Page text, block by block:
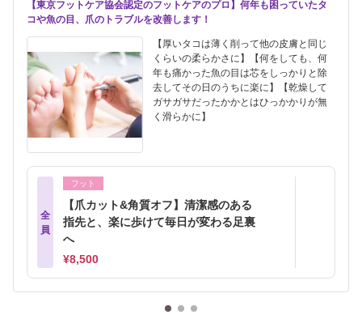
【東京フットケア協会認定のフットケアのプロ】何年も困っていたタ
コや魚の目、爪のトラブルを改善します！
【厚いタコは薄く削って他の皮膚と同じ
くらいの柔らかさに】【何をしても、何
年も痛かった魚の目は芯をしっかりと除
去してその日のうちに楽に】【乾燥して
ガサガサだったかかとはひっかかりが無
く滑らかに】
全
員
フット
【爪カット&角質オフ】清潔感のある
指先と、楽に歩けて毎日が変わる足裏
へ
¥8,500